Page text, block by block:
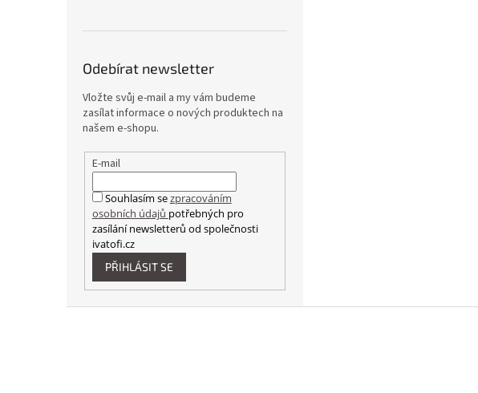
Odebírat newsletter
Vložte svůj e-mail a my vám budeme
zasílat informace o nových produktech na
našem e-shopu.
E-mail
Souhlasím sezpracováním
osobních údajů potřebných pro
zasílání newsletterů od společnosti
ivatofi.cz
PŘIHLÁSIT SE